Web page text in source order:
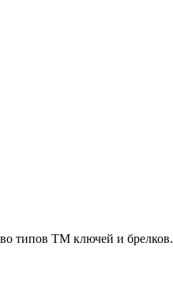
типов ТМ ключей и брелков.